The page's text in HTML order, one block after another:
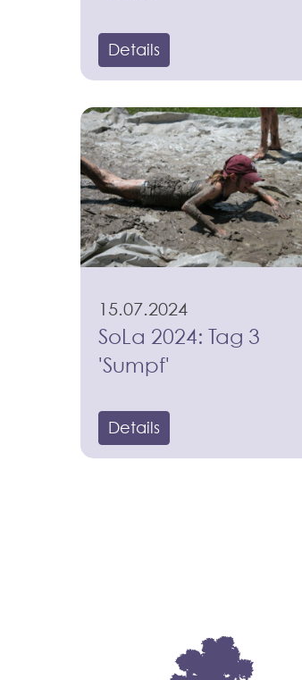
Details
15.07.2024
SoLa 2024: Tag 3
'Sumpf'
Details